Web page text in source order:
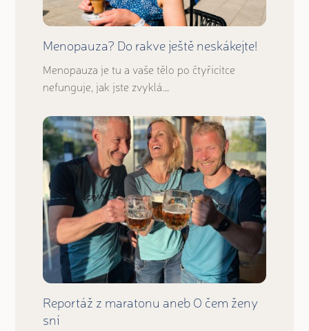
Menopauza? Do rakve ještě neskákejte!
Menopauza je tu a vaše tělo po čtyřicítce
nefunguje, jak jste zvyklá.…
Reportáž z maratonu aneb O čem ženy
sní